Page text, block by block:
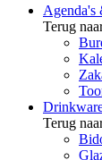
Agenda's
Terug
Terug